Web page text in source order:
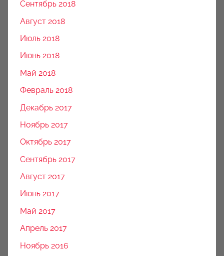
Сентябрь 2018
Август 2018
Июль 2018
Июнь 2018
Май 2018
Февраль 2018
Декабрь 2017
Ноябрь 2017
Октябрь 2017
Сентябрь 2017
Август 2017
Июнь 2017
Май 2017
Апрель 2017
Ноябрь 2016